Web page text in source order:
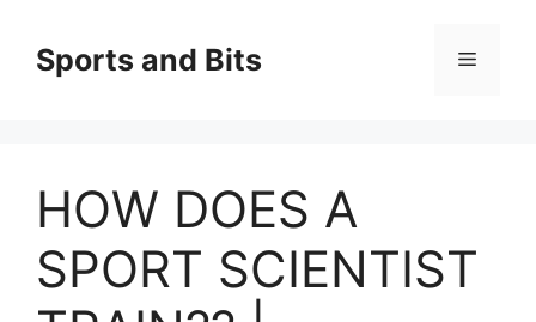
contenido
Sports and Bits Menú
HOW DOES A
SPORT SCIENTIST